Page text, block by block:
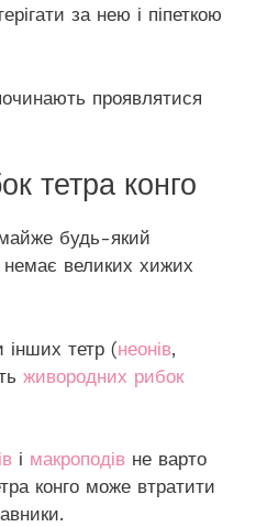
за нею і піпеткою
проявлятися
тетра конго
будь-який
немає великих хижих
інших тетр (неонів,
живородних рибок
і макроподів не варто
конго може втратити